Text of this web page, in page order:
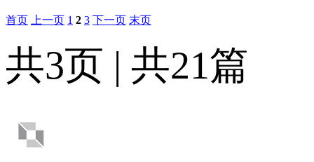
首页 上一页 1 2 3 下一页 末页
共3页 | 共21篇